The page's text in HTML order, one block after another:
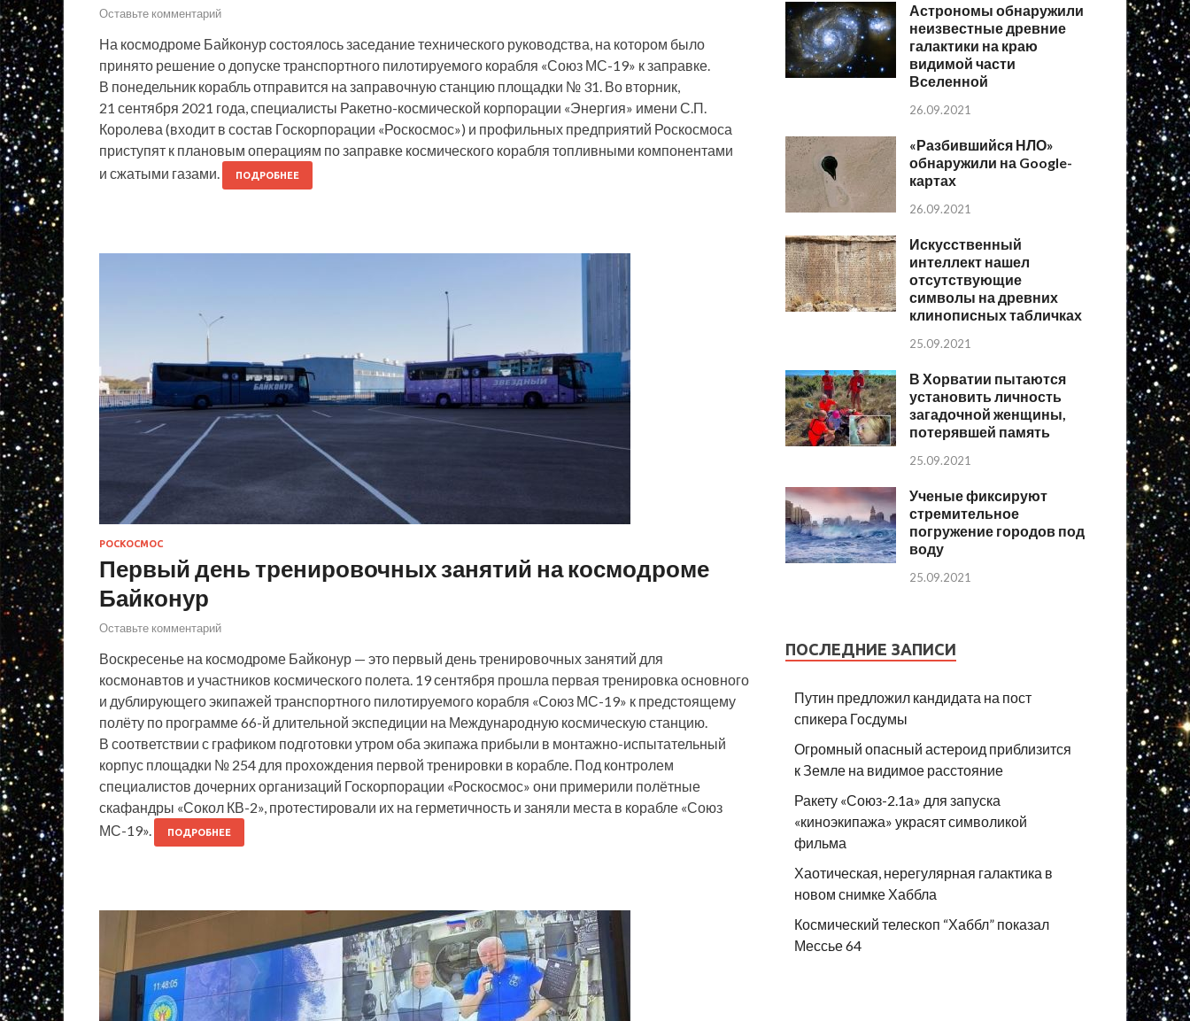
Оставьте комментарий
На космодроме Байконур состоялось заседание технического руководства, на котором было
принято решение о допуске транспортного пилотируемого корабля «Союз МС-19» к заправке.
В понедельник корабль отправится на заправочную станцию площадки № 31. Во вторник,
21 сентября 2021 года, специалисты Ракетно-космической корпорации «Энергия» имени С.П.
Королева (входит в состав Госкорпорации «Роскосмос») и профильных предприятий Роскосмоса
приступят к плановым операциям по заправке космического корабля топливными компонентами
и сжатыми газами.
ПОДРОБНЕЕ
РОСКОСМОС
Первый день тренировочных занятий на космодроме
Байконур
Оставьте комментарий
Воскресенье на космодроме Байконур — это первый день тренировочных занятий для
космонавтов и участников космического полета. 19 сентября прошла первая тренировка основного
и дублирующего экипажей транспортного пилотируемого корабля «Союз МС-19» к предстоящему
полёту по программе 66-й длительной экспедиции на Международную космическую станцию.
В соответствии с графиком подготовки утром оба экипажа прибыли в монтажно-испытательный
корпус площадки № 254 для прохождения первой тренировки в корабле. Под контролем
специалистов дочерних организаций Госкорпорации «Роскосмос» они примерили полётные
скафандры «Сокол КВ-2», протестировали их на герметичность и заняли места в корабле «Союз
МС-19».
ПОДРОБНЕЕ
Астрономы обнаружили
неизвестные древние
галактики на краю
видимой части
Вселенной
26.09.2021
«Разбившийся НЛО»
обнаружили на Google-
картах
26.09.2021
Искусственный
интеллект нашел
отсутствующие
символы на древних
клинописных табличках
25.09.2021
В Хорватии пытаются
установить личность
загадочной женщины,
потерявшей память
25.09.2021
Ученые фиксируют
стремительное
погружение городов под
воду
25.09.2021
ПОСЛЕДНИЕ ЗАПИСИ
Путин предложил кандидата на пост
спикера Госдумы
Огромный опасный астероид приблизится
к Земле на видимое расстояние
Ракету «Союз-2.1а» для запуска
«киноэкипажа» украсят символикой
фильма
Хаотическая, нерегулярная галактика в
новом снимке Хаббла
Космический телескоп “Хаббл” показал
Мессье 64